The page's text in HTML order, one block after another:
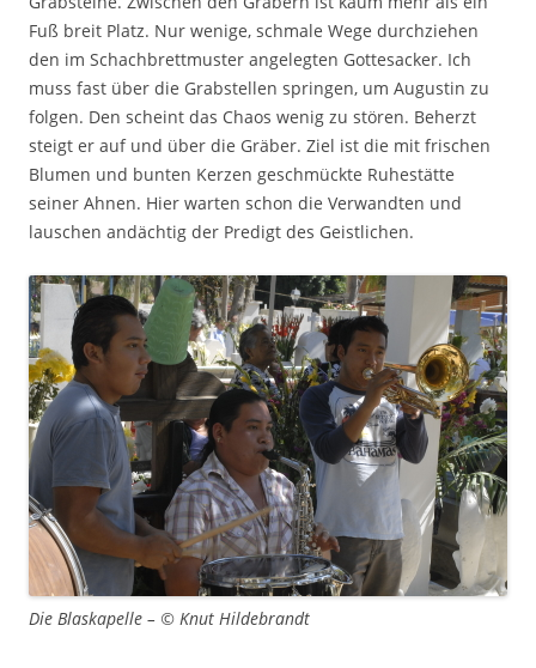
Fuß breit Platz. Nur wenige, schmale Wege durchziehen
den im Schachbrettmuster angelegten Gottesacker. Ich
muss fast über die Grabstellen springen, um Augustin zu
folgen. Den scheint das Chaos wenig zu stören. Beherzt
steigt er auf und über die Gräber. Ziel ist die mit frischen
Blumen und bunten Kerzen geschmückte Ruhestätte
seiner Ahnen. Hier warten schon die Verwandten und
lauschen andächtig der Predigt des Geistlichen.
Die Blaskapelle – © Knut Hildebrandt